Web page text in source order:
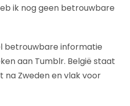
ik nog geen betrouwbare
betrouwbare informatie
aan Tumblr. België staat
na Zweden en vlak voor